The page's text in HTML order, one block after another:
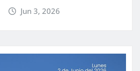
Jun 3, 2026